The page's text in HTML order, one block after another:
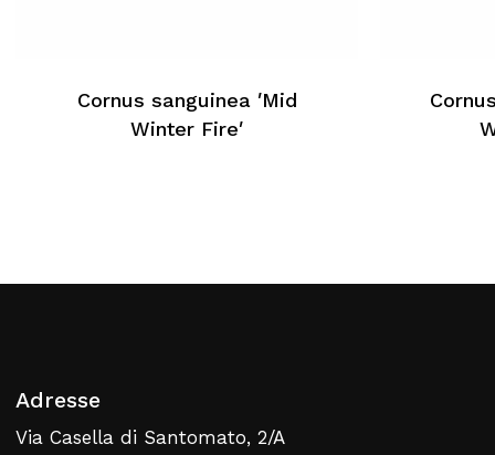
Cornus sanguinea ′Mid
Winter Fire′
Adresse
Via Casella di Santomato, 2/A